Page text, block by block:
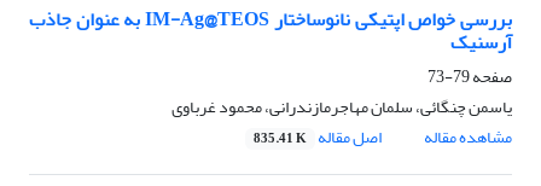
بررسی خواص اپتیکی نانوساختار IM-Ag@TEOS به عنوان جاذب
آرسنیک
صفحه79-73
یاسمن چنگائی، سلمان مهاجرمازندرانی، محمود غرباوی
مشاهده مقاله
اصل مقاله 835.41 K